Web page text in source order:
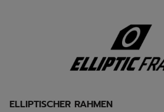
ELLIPTISCHER RAHMEN